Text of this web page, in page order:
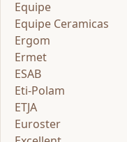
Equipe
Equipe Ceramicas
Ergom
Ermet
ESAB
Eti-Polam
ETJA
Euroster